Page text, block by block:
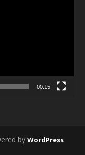
00:15
by WordPress